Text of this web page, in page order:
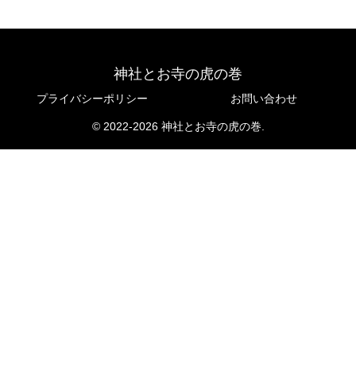
神社とお寺の虎の巻
プライバシーポリシー お問い合わせ
© 2022-2026 神社とお寺の虎の巻.